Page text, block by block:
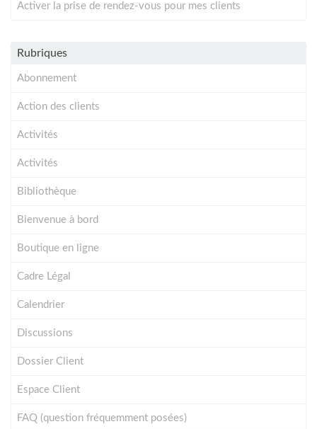
Activer la prise de rendez-vous pour mes clients
Rubriques
Abonnement
Action des clients
Activités
Activités
Bibliothèque
Bienvenue à bord
Boutique en ligne
Cadre Légal
Calendrier
Discussions
Dossier Client
Espace Client
FAQ (question fréquemment posées)